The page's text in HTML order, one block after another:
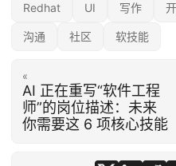
Redhat UI 写作
沟通 社区 软技能
«
AI 正在重写“软件工程
师”的岗位描述：未来
你需要这 6 项核心技能